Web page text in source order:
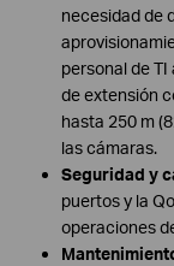
necesidad de
personal de
de extensión
hasta 250 m
las cámaras.
Seguridad y
puertos y la
operaciones